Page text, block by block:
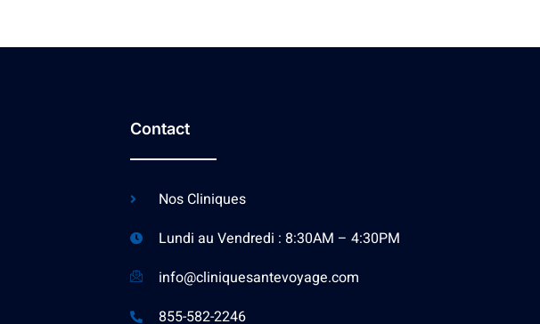
Contact
Nos Cliniques
Lundi au Vendredi : 8:30AM – 4:30PM
info@cliniquesantevoyage.com
855-582-2246